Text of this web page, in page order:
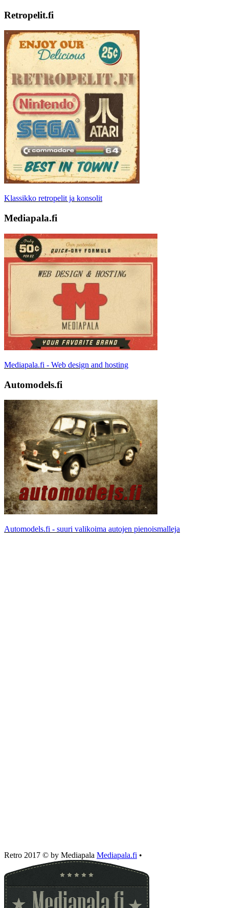
Retropelit.fi
Klassikko retropelit ja konsolit
Mediapala.fi
Mediapala.fi - Web design and hosting
Automodels.fi
Automodels.fi - suuri valikoima autojen pienoismalleja
Retro 2017 © by Mediapala Mediapala.fi •